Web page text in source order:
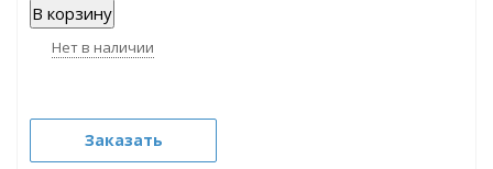
В корзину
Нет в наличии
Заказать